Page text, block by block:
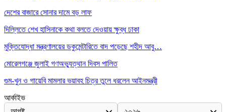
দেশের বাজারে সোনার দামে বড় লাফ
দিল্লিতে শেখ হাসিনাকে কথা বলতে দেওয়ায় ক্ষুব্ধ ঢাকা
মুক্তিযোদ্ধা মন্ত্রণালয়ের ডকুমেন্টারিতে বাদ পড়েছে শহীদ আবু…
মোরেলগঞ্জে জুলাই গণঅভ্যুত্থান দিবস পালিত
গুম-খুন ও গায়েবি মামলার ভয়াবহ চিত্র তুলে ধরলেন আইনমন্ত্রী
আর্কাইভ